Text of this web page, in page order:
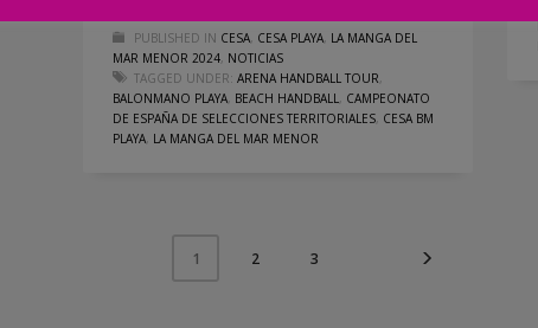
PUBLISHED IN CESA, CESA PLAYA, LA MANGA DEL
MAR MENOR 2024, NOTICIAS
TAGGED UNDER: ARENA HANDBALL TOUR,
BALONMANO PLAYA, BEACH HANDBALL, CAMPEONATO
DE ESPAÑA DE SELECCIONES TERRITORIALES, CESA BM
PLAYA, LA MANGA DEL MAR MENOR
1 2 3